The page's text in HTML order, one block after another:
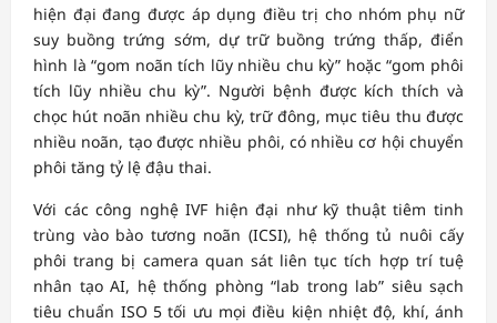
hiện đại đang được áp dụng điều trị cho nhóm phụ nữ
suy buồng trứng sớm, dự trữ buồng trứng thấp, điển
hình là “gom noãn tích lũy nhiều chu kỳ” hoặc “gom phôi
tích lũy nhiều chu kỳ”. Người bệnh được kích thích và
chọc hút noãn nhiều chu kỳ, trữ đông, mục tiêu thu được
nhiều noãn, tạo được nhiều phôi, có nhiều cơ hội chuyển
phôi tăng tỷ lệ đậu thai.
Với các công nghệ IVF hiện đại như kỹ thuật tiêm tinh
trùng vào bào tương noãn (ICSI), hệ thống tủ nuôi cấy
phôi trang bị camera quan sát liên tục tích hợp trí tuệ
nhân tạo AI, hệ thống phòng “lab trong lab” siêu sạch
tiêu chuẩn ISO 5 tối ưu mọi điều kiện nhiệt độ, khí, ánh